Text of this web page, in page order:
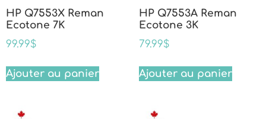
HP Q7553X Reman
Ecotone 7K
99.99$
Ajouter au panier
HP Q7553A Reman
Ecotone 3K
79.99$
Ajouter au panier